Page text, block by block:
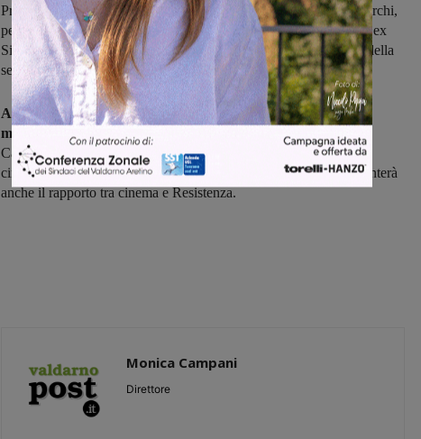
Productions, di Gia Marie Amelia e Beppe Mangione di Montevarchi,
per la CNN International. Introdurrà il documentario Sauro Testi, ex
Sindaco di Bucine, e interverrà Giuseppe Morandini, Presidente della
sezione ANPI del Valdarno.
Ad introdurre il secondo documentario “Le parole della
memoria”
saranno i registi stessi, Pierfrancesco Bigazzi e Mattia
Calosci. L’iniziativa sarà coordinata dal professore di critica
cinematografica dell’Università di Firenze, Luigi Nepi, che racconterà
anche il rapporto tra cinema e Resistenza.
Monica Campani
Direttore